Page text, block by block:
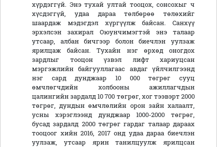
хүрдэггүй. Энэ тухай ултай тооцох, сонсохыг ч
хүсдэггүй, удаа дараа төлбөрөө төлөхийг
шаардаж мэдэгдэл хүргүүлж байсан. Санхүү
эрхэлсэн захирал Оюунчимэгтэй энэ талаар
утсаар, албан бичгээр болон биечлэн уулзаж
ярилцаж байсан. Тухайн нэг өрхөд оногдох
зардлыг тооцон үзвэл лифт хариуцсан
мэргэжлийн байгууллагаас авдаг үйлчилгээнд
нэг сард дунджаар 10 000 төгрөг сууц
өмчлөгчдийн холбооны ажиллагчдын
цалингийн зардалд 10 700 төгрөг, хог тээвэрт 2000
төгрөг, дундын өмчлөлийн орон зайн халаалт,
усны хэрэглээнд дунджаар 1000-2000 төгрөг,
бусад зардалд 2000 төгрөг гардаг талаар дараах
тооцоог хийн 2016, 2017 онд удаа дараа биечлэн
уулзаж, утсаар ярин танилцуулж ярилцсан